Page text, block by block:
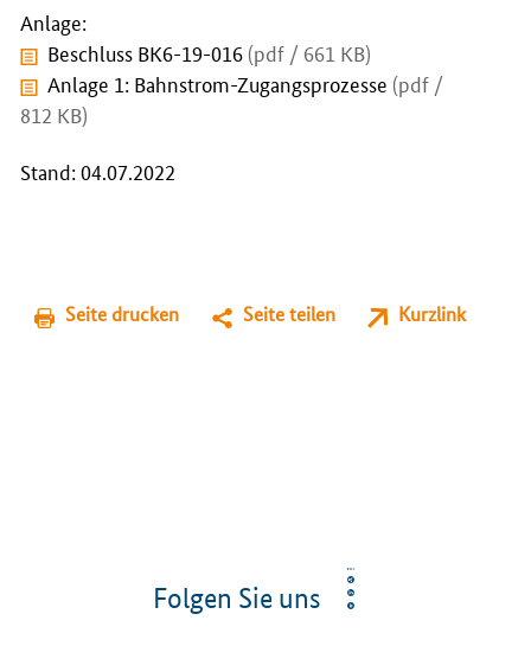
Anlage:
Beschluss BK6-19-016 (pdf / 661 KB)
Anlage 1: Bahnstrom-Zugangsprozesse (pdf /
812 KB)
Stand: 04.07.2022
Seite drucken Seite teilen Kurzlink
Folgen Sie uns